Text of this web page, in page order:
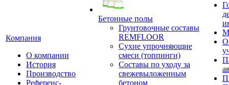
Компания
О компании
История
Производство
Референс-
Бетонные полы
Грунтовочные составы
REMFLOOR
Сухие упрочняющие
смеси (топпинги)
Составы по уходу за
свежевыложенным
бетоном